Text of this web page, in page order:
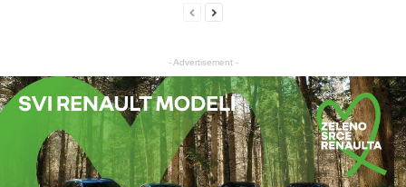
- Advertisement -